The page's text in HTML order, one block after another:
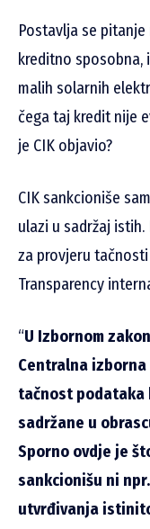
Postavlja se
kreditno sposobna,
malih solarnih
čega taj kredit nije
je CIK objavio?
CIK sankcioniše
ulazi u sadržaj
za provjeru
Transparency
“U Izbornom
Centralna
tačnost podataka
sadržane u
Sporno ovdje je
sankcionišu ni
utvrđivanja